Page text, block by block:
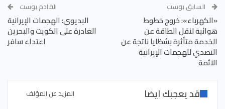
السابق بوست
«الكهرباء»: خروج خطوط
هوائية لنقل الطاقة عن
الخدمة متأثرة بشظايا ناتجة عن
التصدي للهجمات الإيرانية
الآثمة
القادم بوست
البديوي: الهجمات الإيرانية
الغادرة على الكويت والبحرين
اعتداء سافر
قد يعجبك ايضا المزيد عن المؤلف